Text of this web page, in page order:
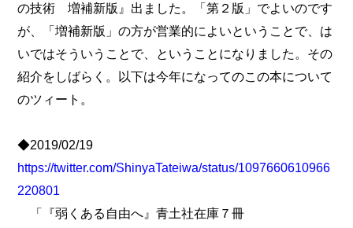
の技術 増補新版』出ました。「第２版」でよいのです
が、「増補新版」の方が営業的によいということで、は
いではそういうことで、ということになりました。その
紹介をしばらく。以下は今年になってのこの本について
のツィート。
◆2019/02/19
https://twitter.com/ShinyaTateiwa/status/1097660610966
220801
「『弱くある自由へ』青土社在庫７冊